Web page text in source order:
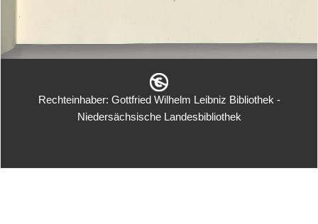
Rechteinhaber: Gottfried Wilhelm Leibniz Bibliothek -
Niedersächsische Landesbibliothek